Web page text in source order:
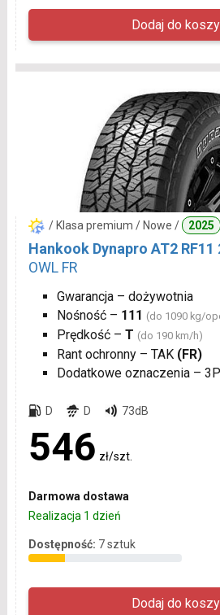
/ Klasa premium / Nowe / 2025
Hankook Dynapro AT2 RF11
OWL FR
Gwarancja – dożywotnia
Nośność – 111 (do 1090 kg/
Prędkość – T (do 190 km/h)
Rant ochronny – TAK (FR)
Dodatkowe oznaczenia –
D D 73dB
546 zł/szt.
Darmowa dostawa
Realizacja 1 dzień
Dostępność: 7 sztuk